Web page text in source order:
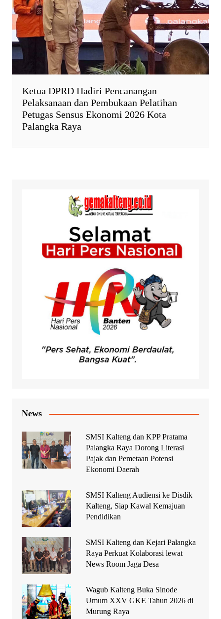
Ketua DPRD Hadiri Pencanangan
Pelaksanaan dan Pembukaan Pelatihan
Petugas Sensus Ekonomi 2026 Kota
Palangka Raya
News
SMSI Kalteng dan KPP Pratama
Palangka Raya Dorong Literasi
Pajak dan Pemetaan Potensi
Ekonomi Daerah
SMSI Kalteng Audiensi ke Disdik
Kalteng, Siap Kawal Kemajuan
Pendidikan
SMSI Kalteng dan Kejari Palangka
Raya Perkuat Kolaborasi lewat
News Room Jaga Desa
Wagub Kalteng Buka Sinode
Umum XXV GKE Tahun 2026 di
Murung Raya